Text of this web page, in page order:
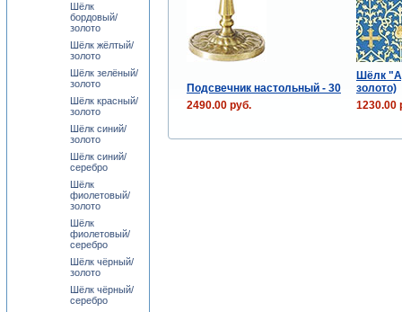
Подсвечник настольный - 30
Шёлк
золото)
2490.00 руб.
1230.00
Шёлк
бордовый/
золото
Шёлк жёлтый/
золото
Шёлк зелёный/
золото
Шёлк красный/
золото
Шёлк синий/
золото
Шёлк синий/
серебро
Шёлк
фиолетовый/
золото
Шёлк
фиолетовый/
серебро
Шёлк чёрный/
золото
Шёлк чёрный/
серебро